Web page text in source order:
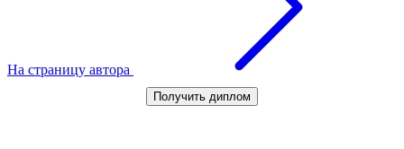
На страницу автора
Получить диплом